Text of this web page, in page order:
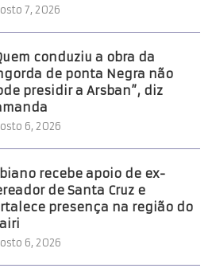
7, 2026
conduziu a obra da
de ponta Negra não
presidir a Arsban”, diz
6, 2026
recebe apoio de ex-
de Santa Cruz e
presença na região do
6, 2026